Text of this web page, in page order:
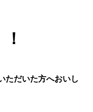
ただいた方へおいし